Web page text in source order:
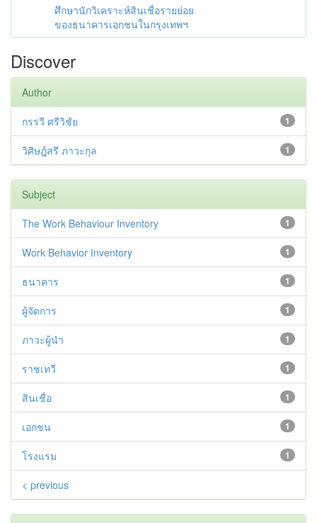
ศึกษานักวิเคราะห์สินเชื่อรายย่อย
ของธนาคารเอกชนในกรุงเทพฯ
Discover
Author
1
กรรวี ศรีวิชัย
1
วิศิษฎ์สรี ภาวะกุล
Subject
1
The Work Behaviour Inventory
1
Work Behavior Inventory
1
ธนาคาร
1
ผู้จัดการ
1
ภาวะผู้นำ
1
ราชเทวี
1
สินเชื่อ
1
เอกชน
1
โรงแรม
< previous